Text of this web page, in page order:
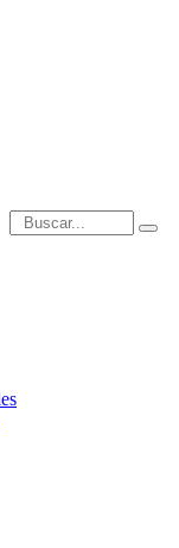
Introduce términos de